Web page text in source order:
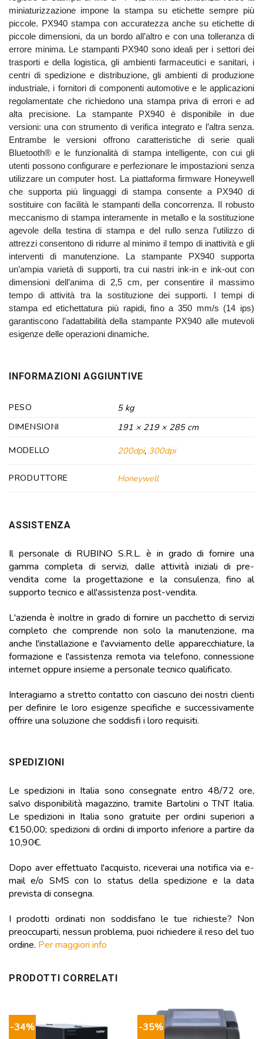
miniaturizzazione impone la stampa su etichette sempre più
piccole.‎‎‏‏‏ PX940 stampa con accuratezza anche su etichette di
piccole dimensioni, da un bordo all’altro e con una tolleranza di
errore minima. Le stampanti PX940 sono ideali per i settori dei
trasporti e della logistica, gli ambienti farmaceutici e sanitari, i
centri di spedizione e distribuzione, gli ambienti di produzione
industriale, i fornitori di componenti automotive e le applicazioni
regolamentate che richiedono una stampa priva di errori e ad
alta precisione. La stampante PX940 è disponibile in due
versioni: una con strumento di verifica integrato e l’altra senza.
Entrambe le versioni offrono caratteristiche di serie quali
Bluetooth® e le funzionalità di stampa intelligente, con cui gli
utenti possono configurare e perfezionare le impostazioni senza
utilizzare un computer host. La piattaforma firmware Honeywell
che supporta più linguaggi di stampa consente a PX940 di
sostituire con facilità le stampanti della concorrenza. Il robusto
meccanismo di stampa interamente in metallo e la sostituzione
agevole della testina di stampa e del rullo senza l’utilizzo di
attrezzi consentono di ridurre al minimo il tempo di inattività e gli
interventi di manutenzione. La stampante PX940 supporta
un’ampia varietà di supporti, tra cui nastri ink-in e ink-out con
dimensioni dell’anima di 2,5 cm, per consentire il massimo
tempo di attività tra la sostituzione dei supporti. I tempi di
stampa ed etichettatura più rapidi, fino a 350 mm/s (14 ips)
garantiscono l’adattabilità della stampante PX940 alle mutevoli
esigenze delle operazioni dinamiche.
INFORMAZIONI AGGIUNTIVE
PESO
5 kg
DIMENSIONI
191 × 219 × 285 cm
MODELLO
200dpi, 300dpi
PRODUTTORE Honeywell
ASSISTENZA
Il personale di RUBINO S.R.L. è in grado di fornire una
gamma completa di servizi, dalle attività iniziali di pre-
vendita come la progettazione e la consulenza, fino al
supporto tecnico e all'assistenza post-vendita.
L'azienda è inoltre in grado di fornire un pacchetto di servizi
completo che comprende non solo la manutenzione, ma
anche l'installazione e l'avviamento delle apparecchiature, la
formazione e l'assistenza remota via telefono, connessione
internet oppure insieme a personale tecnico qualificato.
Interagiamo a stretto contatto con ciascuno dei nostri clienti
per definire le loro esigenze specifiche e successivamente
offrire una soluzione che soddisfi i loro requisiti.
SPEDIZIONI
Le spedizioni in Italia sono consegnate entro 48/72 ore,
salvo disponibilità magazzino, tramite Bartolini o TNT Italia.
Le spedizioni in Italia sono gratuite per ordini superiori a
€150,00; spedizioni di ordini di importo inferiore a partire da
10,90€.
Dopo aver effettuato l'acquisto, riceverai una notifica via e-
mail e/o SMS con lo status della spedizione e la data
prevista di consegna.
I prodotti ordinati non soddisfano le tue richieste? Non
preoccuparti, nessun problema, puoi richiedere il reso del tuo
ordine. Per maggiori info
PRODOTTI CORRELATI
-34% -35%